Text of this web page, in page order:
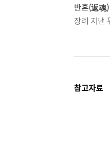
반혼(返魂)
장례 지낸
참고자료